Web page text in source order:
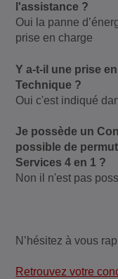
l'assistance ?
Oui la panne
prise en charge
Y a-t-il une prise
Technique ?
Oui c'est indiqué
Je possède un
possible de
Services 4 en 1 ?
Non il n'est pas
N’hésitez à vous
Retrouvez votre